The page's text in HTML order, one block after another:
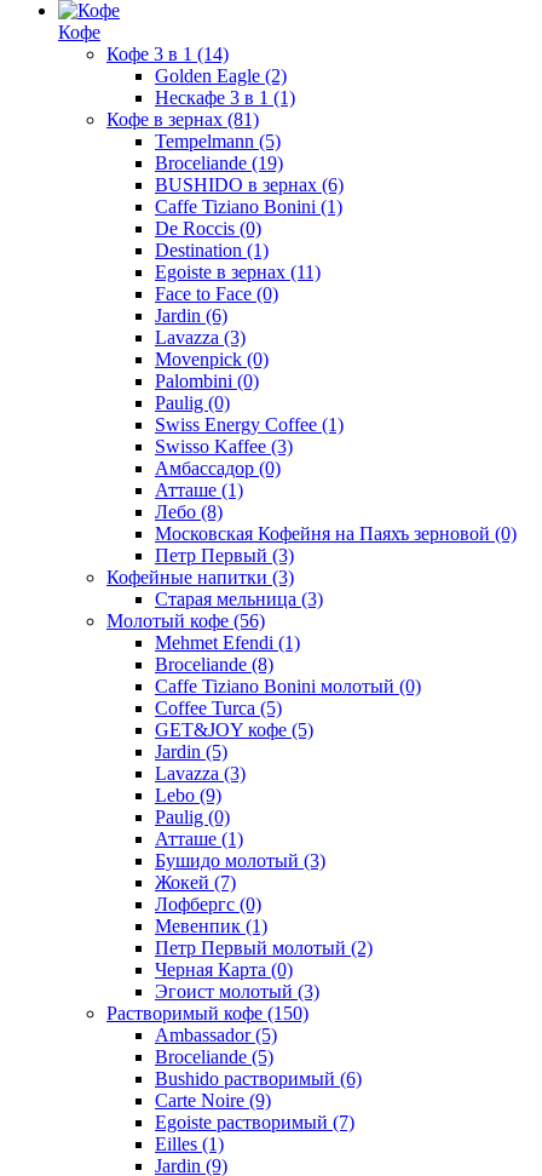
Кофе
Кофе 3 в 1 (14)
Golden Eagle (2)
Нескафе 3 в 1 (1)
Кофе в зернах (81)
Tempelmann (5)
Broceliande (19)
BUSHIDO в зернах (6)
Caffe Tiziano Bonini (1)
De Roccis (0)
Destination (1)
Egoiste в зернах (11)
Face to Face (0)
Jardin (6)
Lavazza (3)
Movenpick (0)
Palombini (0)
Paulig (0)
Swiss Energy Coffee (1)
Swisso Kaffee (3)
Амбассадор (0)
Атташе (1)
Лебо (8)
Московская Кофейня на Паяхъ зерновой (0)
Петр Первый (3)
Кофейные напитки (3)
Старая мельница (3)
Молотый кофе (56)
Mehmet Efendi (1)
Broceliande (8)
Caffe Tiziano Bonini молотый (0)
Coffee Turca (5)
GET&JOY кофе (5)
Jardin (5)
Lavazza (3)
Lebo (9)
Paulig (0)
Атташе (1)
Бушидо молотый (3)
Жокей (7)
Лофбергс (0)
Мевенпик (1)
Петр Первый молотый (2)
Черная Карта (0)
Эгоист молотый (3)
Растворимый кофе (150)
Ambassador(5)
Broceliande (5)
Bushido растворимый (6)
Carte Noire (9)
Egoiste растворимый (7)
Eilles (1)
Jardin (9)